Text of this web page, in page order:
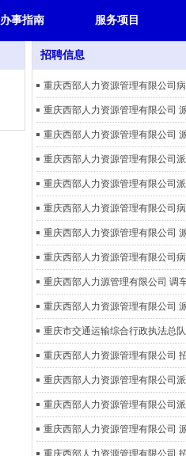
办事指南 服务项目
招聘信息
重庆西部人力资源管理有限公司
重庆西部人力资源管理有限公司
重庆西部人力资源管理有限公司
重庆西部人力资源管理有限公司
重庆西部人力资源管理有限公司
重庆西部人力资源管理有限公司
重庆西部人力资源管理有限公司
重庆西部人力源管理有限公司 调
重庆市交通运输综合行政执法总
重庆西部人力资源管理有限公司
重庆西部人力资源管理有限公司
重庆西部人力资源管理有限公司
重庆西部人力资源管理有限公司